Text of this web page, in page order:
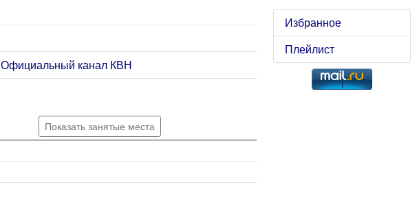
Официальный канал КВН
Показать занятые места
Избранное
Плейлист